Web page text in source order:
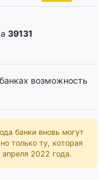
39131
возможность
банки вновь могут
только ту, которая
апреля 2022 года.